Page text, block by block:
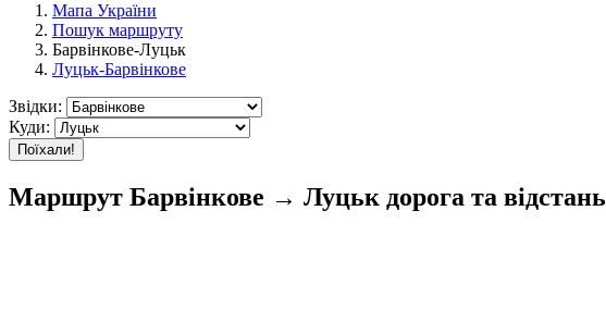
Мапа України
Пошук маршруту
Барвінкове-Луцьк
Луцьк-Барвінкове
Звідки:
Куди:
Поїхали!
Маршрут Барвінкове → Луцьк дорога та відстань